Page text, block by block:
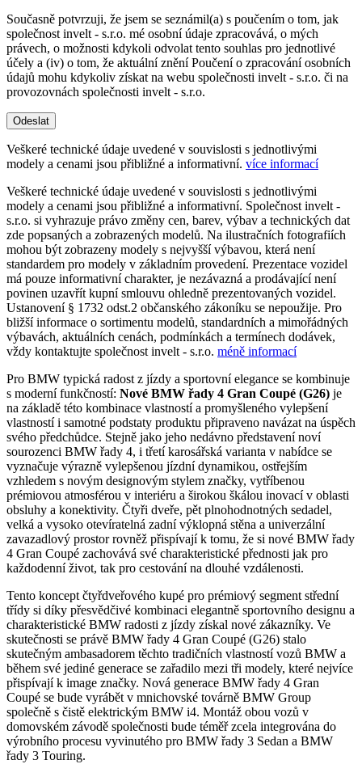
Současně potvrzuji, že jsem se seznámil(a) s poučením o tom, jak
společnost invelt - s.r.o. mé osobní údaje zpracovává, o mých
právech, o možnosti kdykoli odvolat tento souhlas pro jednotlivé
účely a (iv) o tom, že aktuální znění Poučení o zpracování osobních
údajů mohu kdykoliv získat na webu společnosti invelt - s.r.o. či na
provozovnách společnosti invelt - s.r.o.
Odeslat
Veškeré technické údaje uvedené v souvislosti s jednotlivými
modely a cenami jsou přibližné a informativní. více informací
Veškeré technické údaje uvedené v souvislosti s jednotlivými
modely a cenami jsou přibližné a informativní. Společnost invelt -
s.r.o. si vyhrazuje právo změny cen, barev, výbav a technických dat
zde popsaných a zobrazených modelů. Na ilustračních fotografiích
mohou být zobrazeny modely s nejvyšší výbavou, která není
standardem pro modely v základním provedení. Prezentace vozidel
má pouze informativní charakter, je nezávazná a prodávající není
povinen uzavřít kupní smlouvu ohledně prezentovaných vozidel.
Ustanovení § 1732 odst.2 občanského zákoníku se nepoužije. Pro
bližší informace o sortimentu modelů, standardních a mimořádných
výbavách, aktuálních cenách, podmínkách a termínech dodávek,
vždy kontaktujte společnost invelt - s.r.o. méně informací
Pro BMW typická radost z jízdy a sportovní elegance se kombinuje
s moderní funkčností: Nové BMW řady 4 Gran Coupé (G26) je
na základě této kombinace vlastností a promyšleného vylepšení
vlastností i samotné podstaty produktu připraveno navázat na úspěch
svého předchůdce. Stejně jako jeho nedávno představení noví
sourozenci BMW řady 4, i třetí karosářská varianta v nabídce se
vyznačuje výrazně vylepšenou jízdní dynamikou, ostřejším
vzhledem s novým designovým stylem značky, vytříbenou
prémiovou atmosférou v interiéru a širokou škálou inovací v oblasti
obsluhy a konektivity. Čtyři dveře, pět plnohodnotných sedadel,
velká a vysoko otevíratelná zadní výklopná stěna a univerzální
zavazadlový prostor rovněž přispívají k tomu, že si nové BMW řady
4 Gran Coupé zachovává své charakteristické přednosti jak pro
každodenní život, tak pro cestování na dlouhé vzdálenosti.
Tento koncept čtyřdveřového kupé pro prémiový segment střední
třídy si díky přesvědčivé kombinaci elegantně sportovního designu a
charakteristické BMW radosti z jízdy získal nové zákazníky. Ve
skutečnosti se právě BMW řady 4 Gran Coupé (G26) stalo
skutečným ambasadorem těchto tradičních vlastností vozů BMW a
během své jediné generace se zařadilo mezi tři modely, které nejvíce
přispívají k image značky. Nová generace BMW řady 4 Gran
Coupé se bude vyrábět v mnichovské továrně BMW Group
společně s čistě elektrickým BMW i4. Montáž obou vozů v
domovském závodě společnosti bude téměř zcela integrována do
výrobního procesu vyvinutého pro BMW řady 3 Sedan a BMW
řady 3 Touring.